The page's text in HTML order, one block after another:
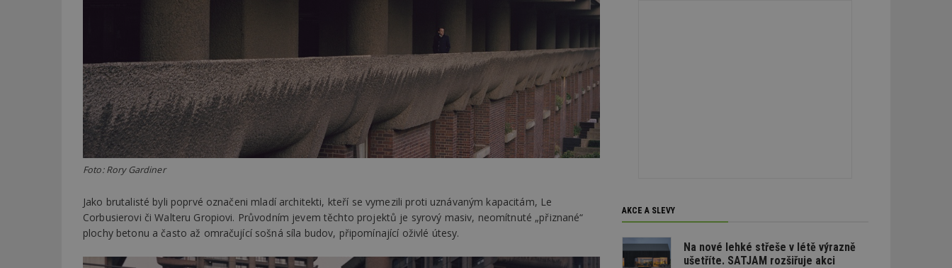
Foto: Rory Gardiner
Jako brutalisté byli poprvé označeni mladí architekti, kteří se vymezili proti uznávaným kapacitám, Le
Corbusierovi či Walteru Gropiovi. Průvodním jevem těchto projektů je syrový masiv, neomítnuté „přiznané“
plochy betonu a často až omračující sošná síla budov, připomínající oživlé útesy.
AKCE A SLEVY
Na nové lehké střeše v létě výrazně
ušetříte. SATJAM rozšiřuje akci